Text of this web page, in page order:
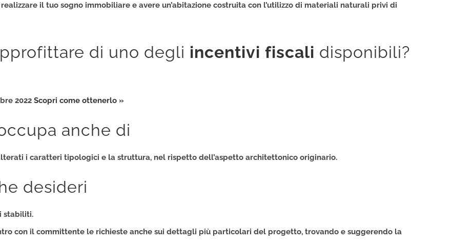
il tuo sogno immobiliare e avere un’abitazione costruita con l’utilizzo di materiali naturali privi di
di uno degli incentivi fiscali disponibili?
2022 Scopri come ottenerlo »
anche di
i caratteri tipologici e la struttura, nel rispetto dell’aspetto architettonico originario.
desideri
stabiliti.
con il committente le richieste anche sui dettagli più particolari del progetto, trovando e suggerendo la